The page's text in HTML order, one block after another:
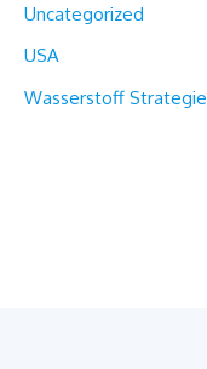
Uncategorized
USA
Wasserstoff Strategie